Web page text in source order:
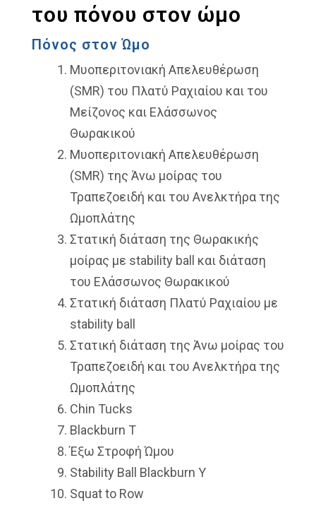
του πόνου στον ώμο
Πόνος στον Ώμο
Μυοπεριτονιακή Απελευθέρωση
(SMR) του Πλατύ Ραχιαίου και του
Μείζονος και Ελάσσωνος
Θωρακικού
Μυοπεριτονιακή Απελευθέρωση
(SMR) της Άνω μοίρας του
Τραπεζοειδή και του Ανελκτήρα της
Ωμοπλάτης
Στατική διάταση της Θωρακικής
μοίρας με stability ball και διάταση
του Ελάσσωνος Θωρακικού
Στατική διάταση Πλατύ Ραχιαίου με
stability ball
Στατική διάταση της Άνω μοίρας του
Τραπεζοειδή και του Ανελκτήρα της
Ωμοπλάτης
Chin Tucks
Blackburn Τ
Έξω Στροφή Ώμου
Stability Ball Blackburn Y
Squat to Row